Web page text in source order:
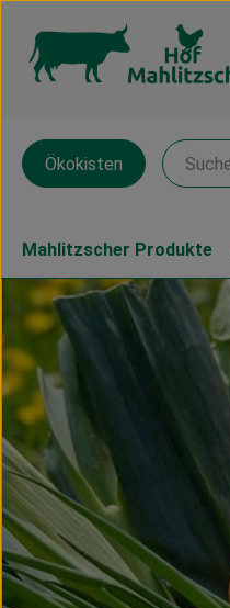
Ökokisten
Mahlitzscher Produkte